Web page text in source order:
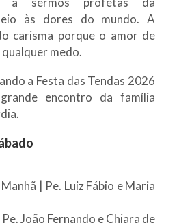
às dores do mundo. A
carisma porque o amor de
medo.
a Festa das Tendas 2026
encontro da família
| Pe. Luiz Fábio e Maria
João Fernando e Chiara de